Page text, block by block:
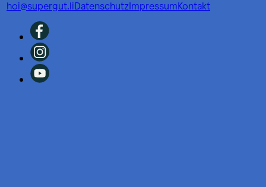
hoi@supergut.liDatenschutzImpressumKontakt